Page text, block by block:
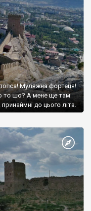
Муляжна фортеця!
то шо? А мене ще там
до цього літа.